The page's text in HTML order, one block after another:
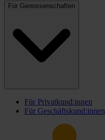
Für Genossenschaften
Für Privatkund:innen
Für Geschäftskund:innen